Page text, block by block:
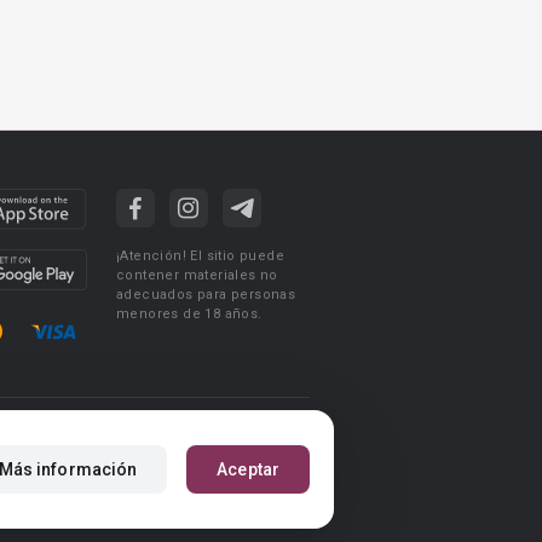
información Aceptar
¡Atención! El sitio puede
contener materiales no
adecuados para personas
menores de 18 años.
Reglas para la publicación de libros